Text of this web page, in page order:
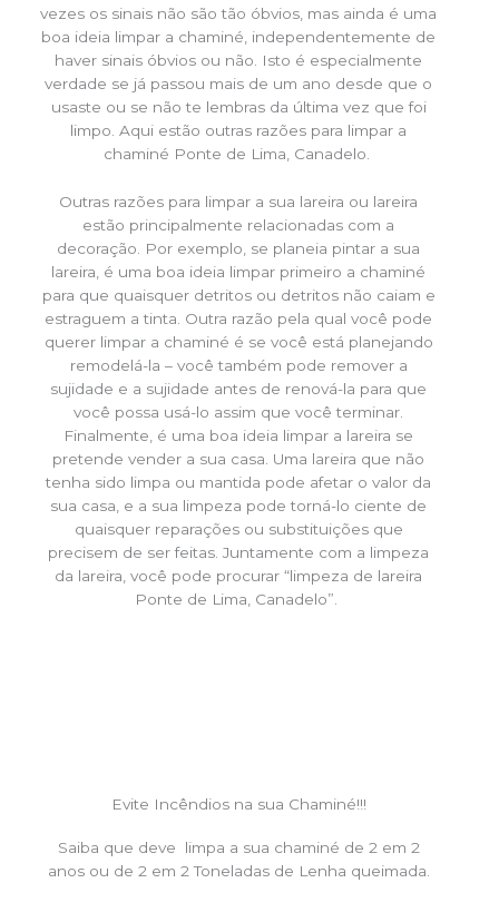
vezes os sinais não são tão óbvios, mas ainda é uma
boa ideia limpar a chaminé, independentemente de
haver sinais óbvios ou não. Isto é especialmente
verdade se já passou mais de um ano desde que o
usaste ou se não te lembras da última vez que foi
limpo. Aqui estão outras razões para limpar a
chaminé Ponte de Lima, Canadelo.
Outras razões para limpar a sua lareira ou lareira
estão principalmente relacionadas com a
decoração. Por exemplo, se planeia pintar a sua
lareira, é uma boa ideia limpar primeiro a chaminé
para que quaisquer detritos ou detritos não caiam e
estraguem a tinta. Outra razão pela qual você pode
querer limpar a chaminé é se você está planejando
remodelá-la – você também pode remover a
sujidade e a sujidade antes de renová-la para que
você possa usá-lo assim que você terminar.
Finalmente, é uma boa ideia limpar a lareira se
pretende vender a sua casa. Uma lareira que não
tenha sido limpa ou mantida pode afetar o valor da
sua casa, e a sua limpeza pode torná-lo ciente de
quaisquer reparações ou substituições que
precisem de ser feitas. Juntamente com a limpeza
da lareira, você pode procurar “limpeza de lareira
Ponte de Lima, Canadelo”.
Evite Incêndios na sua Chaminé!!!
Saiba que deve limpa a sua chaminé de 2 em 2
anos ou de 2 em 2 Toneladas de Lenha queimada.